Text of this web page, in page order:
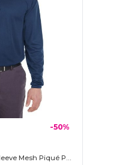
-50%
Adult Cool & Dry Long-Sleeve Mesh Piqué Polo